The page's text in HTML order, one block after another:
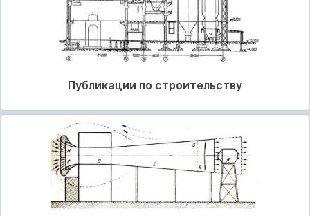
Публикации по строительству